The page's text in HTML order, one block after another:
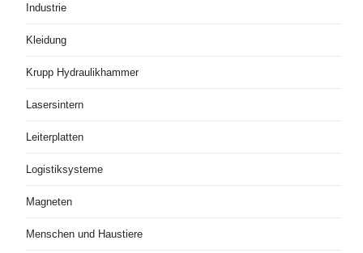
Industrie
Kleidung
Krupp Hydraulikhammer
Lasersintern
Leiterplatten
Logistiksysteme
Magneten
Menschen und Haustiere